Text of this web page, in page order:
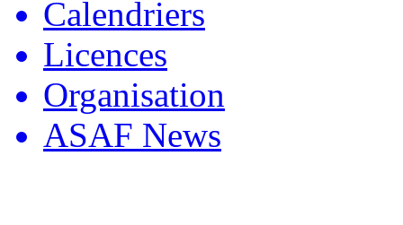
Calendriers
Licences
Organisation
ASAF News